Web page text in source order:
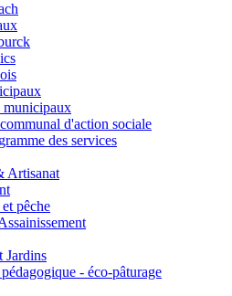
municipaux
d'action sociale
des services
Artisanat
pêche
Jardins
- éco-pâturage